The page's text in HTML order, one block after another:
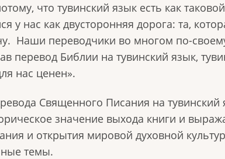
что тувинский язык есть как
у нас как двусторонняя дорога: та,
Наши переводчики во многом по-
перевод Библии на тувинский язык,
нас ценен».
Священного Писания на тувинский
значение выхода книги и
и открытия мировой духовной
темы.